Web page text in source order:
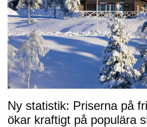
Ny statistik: Priserna på
ökar kraftigt på populära